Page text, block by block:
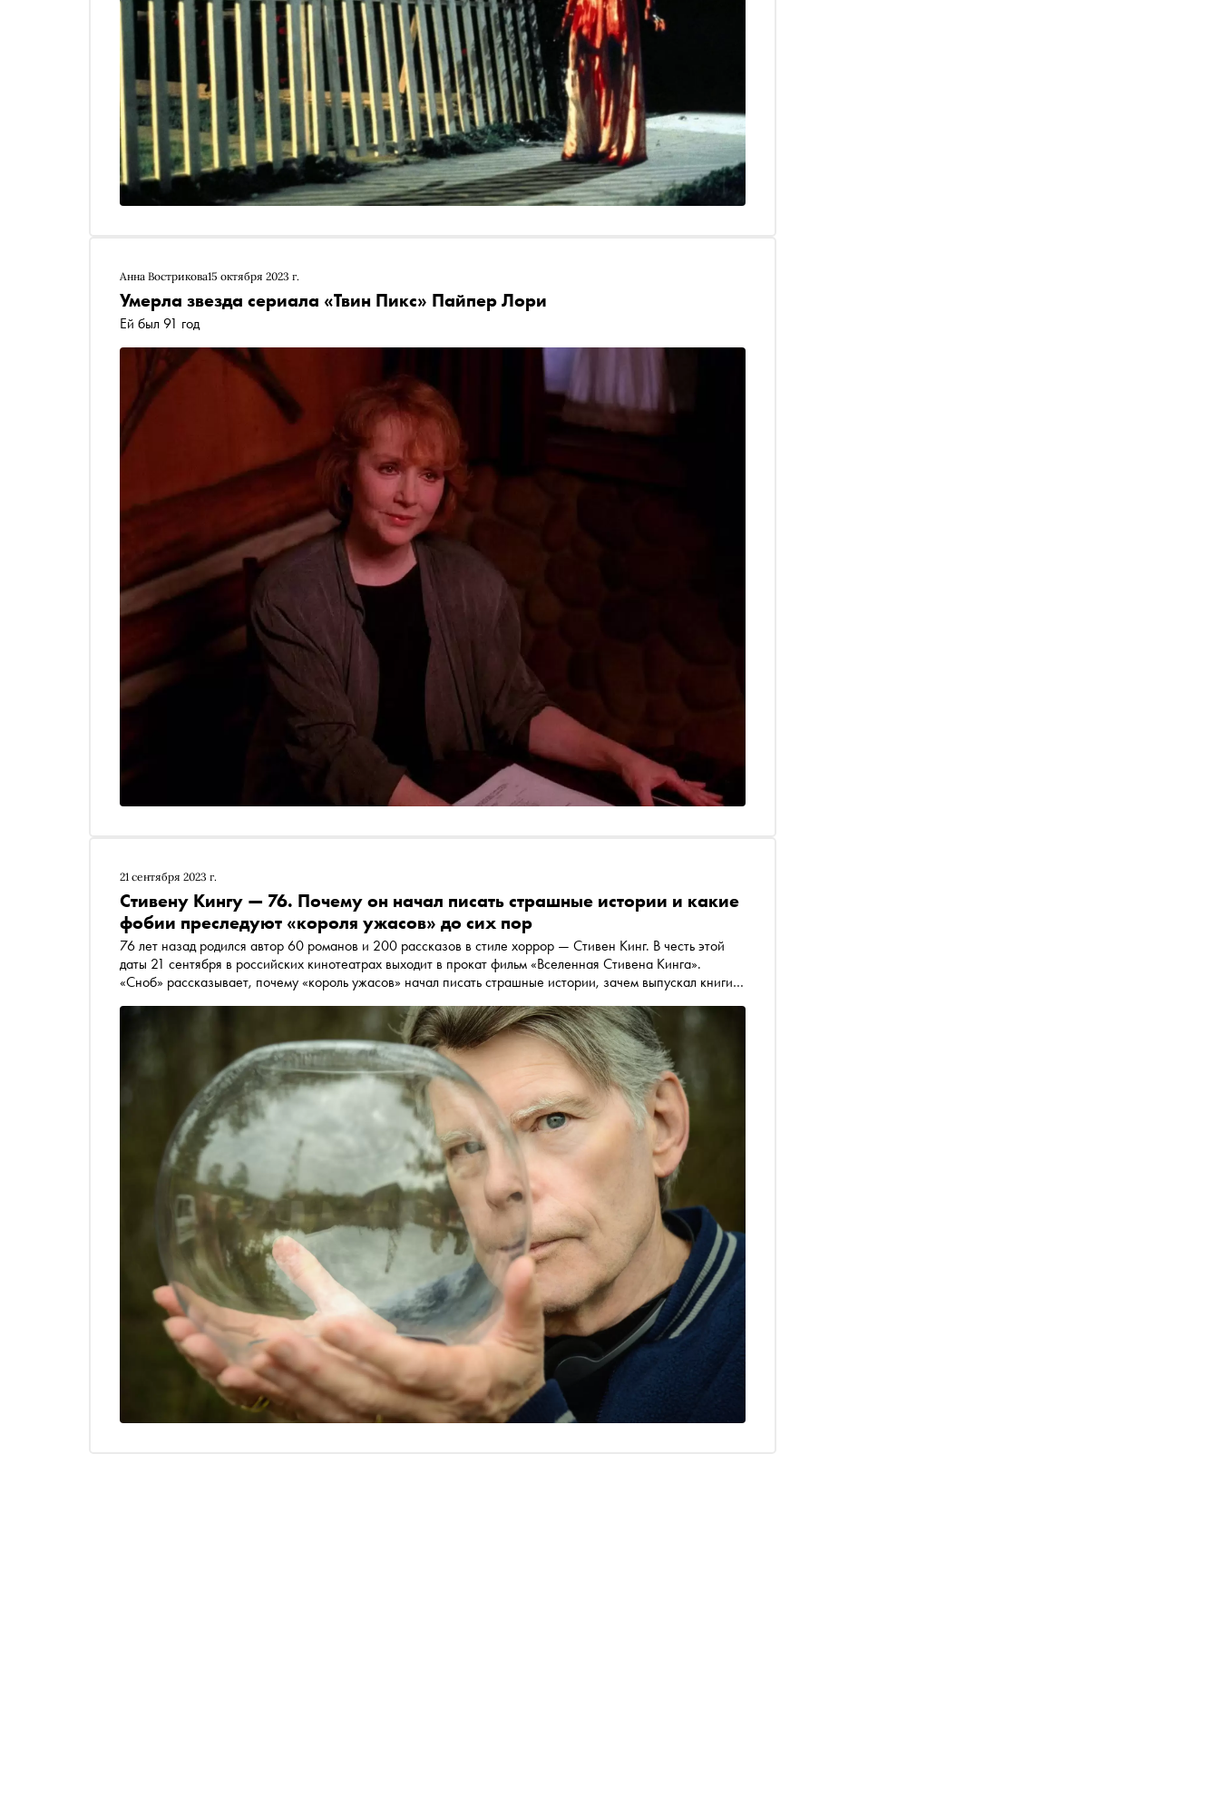
Анна Вострикова15 октября 2023 г.
Умерла звезда сериала «Твин Пикс» Пайпер Лори
Ей был 91 год
21 сентября 2023 г.
Стивену Кингу — 76. Почему он начал писать страшные истории и какие
фобии преследуют «короля ужасов» до сих пор
76 лет назад родился автор 60 романов и 200 рассказов в стиле хоррор — Стивен Кинг. В честь этой
даты 21 сентября в российских кинотеатрах выходит в прокат фильм «Вселенная Стивена Кинга».
«Сноб» рассказывает, почему «король ужасов» начал писать страшные истории, зачем выпускал книги